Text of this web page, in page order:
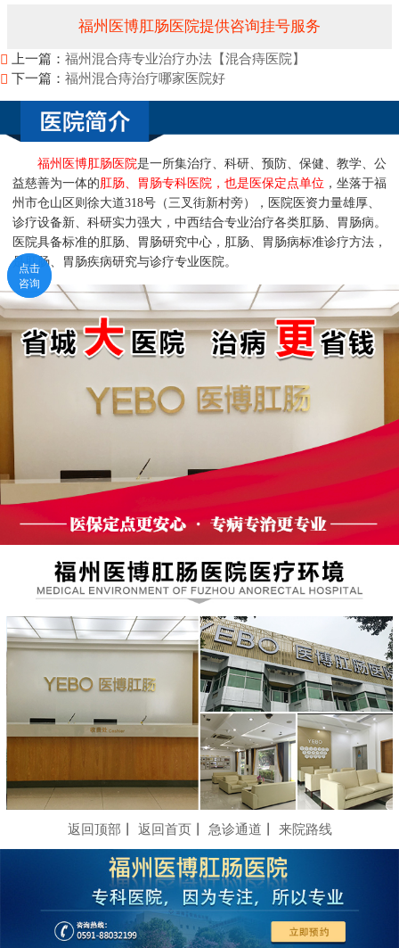
福州医博肛肠医院提供咨询挂号服务
上一篇： 福州混合痔专业治疗办法【混合痔医院】
下一篇： 福州混合痔治疗哪家医院好
福州医博肛肠医院是一所集治疗、科研、预防、保健、教学、公
益慈善为一体的 肛肠、胃肠专科医院，也是医保定点单位 ，坐落于福
州市仓山区则徐大道318号（三叉街新村旁），医院医资力量雄厚、
诊疗设备新、科研实力强大，中西结合专业治疗各类肛肠、胃肠病。
医院具备标准的肛肠、胃肠研究中心，肛肠、胃肠病标准诊疗方法，
是肛肠、胃肠疾病研究与诊疗专业医院。
返回顶部 返回首页丨 急诊通道 来院路线
点击
咨询
点击
咨询